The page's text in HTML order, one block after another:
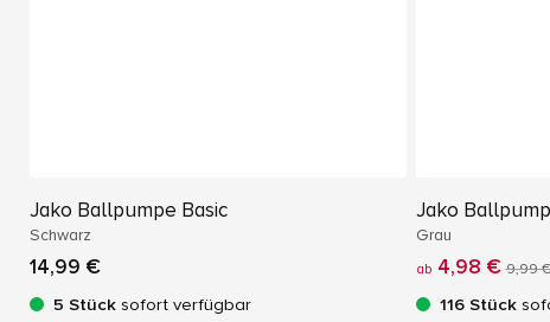
Jako Ballpumpe Basic
Schwarz
14,99 €
5 Stück sofort verfügbar
Jako
Grau
ab 4,98 € 9,99 €
116 Stück